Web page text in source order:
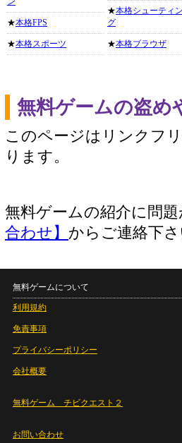
★本格FPS
★本格スポーツ
★本格シューティン
グ
★本格ブラウザ
無料ゲームの盗め
このページはリンクフ
ります。
無料ゲームの紹介に問
合わせ】 からご連絡下さ
無料ゲームについて
利用規約
免責事項
プライバシーポリシー
会社概要
無料ゲーム チビクエスト２
お問い合わせ